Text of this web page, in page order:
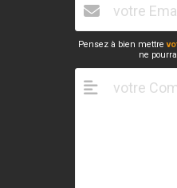
Pensez à bien mettre
ne